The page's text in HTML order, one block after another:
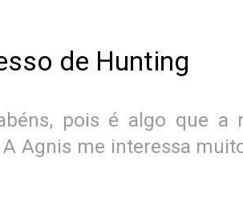
de Hunting
pois é algo que a
Agnis me interessa